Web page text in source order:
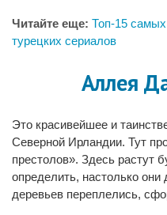
Читайте еще: Топ-15
турецких сериалов
Аллея
Это красивейшее и
Северной Ирландии. Тут
престолов». Здесь растут
определить, настолько
деревьев переплелись,